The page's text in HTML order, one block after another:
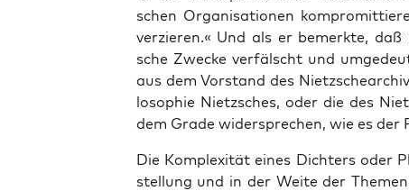
schen Orga­ni­sa­tio­nen
ver­zie­ren.« Und als er bemerk­te,
sche Zwe­cke ver­fälscht und
aus dem Vor­stand des
lo­so­phie Nietz­sches, oder die des
dem Gra­de wider­spre­chen, wie es der
Die Kom­ple­xi­tät eines Dich­ters oder
stel­lung und in der Wei­te der